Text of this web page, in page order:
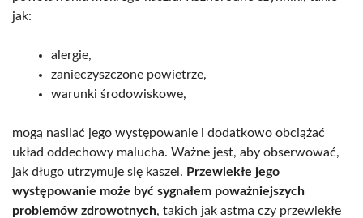
jak:
alergie,
zanieczyszczone powietrze,
warunki środowiskowe,
mogą nasilać jego występowanie i dodatkowo obciążać
układ oddechowy malucha. Ważne jest, aby obserwować,
jak długo utrzymuje się kaszel. Przewlekłe jego
występowanie może być sygnałem poważniejszych
problemów zdrowotnych, takich jak astma czy przewlekłe